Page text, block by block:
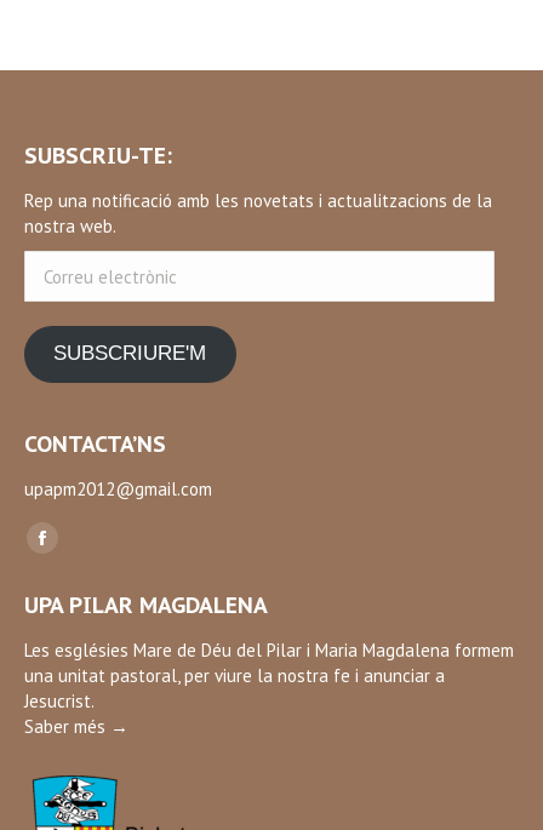
SUBSCRIU-TE:
Rep una notificació amb les novetats i actualitzacions de la
nostra web.
electrònic
SUBSCRIURE'M
CONTACTA’NS
upapm2012@gmail.com
Find us on:
Facebook
opens
in
new
window
UPA PILAR MAGDALENA
Les esglésies Mare de Déu del Pilar i Maria Magdalena formem
una unitat pastoral, per viure la nostra fe i anunciar a
Jesucrist.
Saber més →